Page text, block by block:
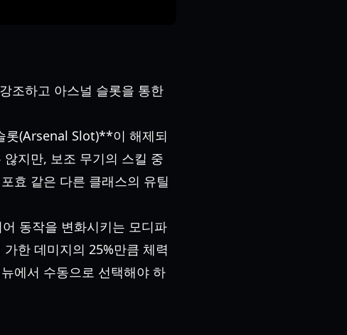
조하고 아스널 슬롯을 통한
롯(Arsenal Slot)**이 해제되
지만, 보조 무기의 스킬 중
효 같은 다른 클래스의 유틸
동작을 변화시키는 모디파
한 데미지의 25%만큼 체력
에서 수동으로 선택해야 하